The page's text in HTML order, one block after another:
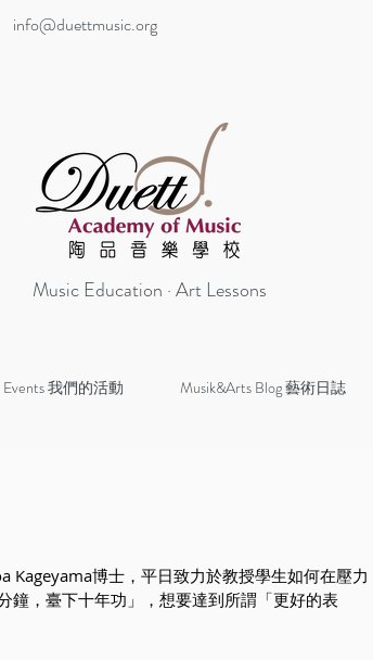
info@duettmusic.org
Music Education · Art Lessons
Kageyama博士，平日致力於教授學生如何在壓力
鐘，臺下十年功」，想要達到所謂「更好的表
Events 我們的活動 Musik&Arts Blog 藝術日誌